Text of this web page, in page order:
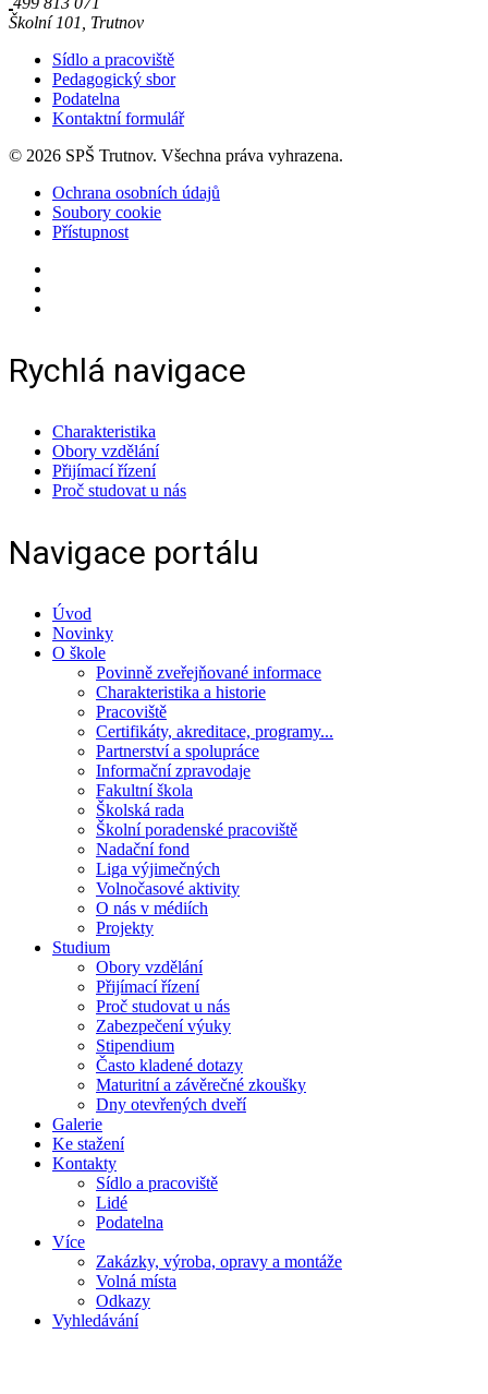
Školní 101, Trutnov
Sídlo a pracoviště
Pedagogický sbor
Podatelna
Kontaktní formulář
© 2026 SPŠ Trutnov. Všechna práva vyhrazena.
Ochrana osobních údajů
Soubory cookie
Přístupnost
Rychlá navigace
Charakteristika
Obory vzdělání
Přijímací řízení
Proč studovat u nás
Navigace portálu
Úvod
Novinky
O škole
Povinně zveřejňované informace
Charakteristika a historie
Pracoviště
Certifikáty, akreditace, programy...
Partnerství a spolupráce
Informační zpravodaje
Fakultní škola
Školská rada
Školní poradenské pracoviště
Nadační fond
Liga výjimečných
Volnočasové aktivity
O nás v médiích
Projekty
Studium
Obory vzdělání
Přijímací řízení
Proč studovat u nás
Zabezpečení výuky
Stipendium
Často kladené dotazy
Maturitní a závěrečné zkoušky
Dny otevřených dveří
Galerie
Ke stažení
Kontakty
Sídlo a pracoviště
Lidé
Podatelna
Více
Zakázky, výroba, opravy a montáže
Volná místa
Odkazy
Vyhledávání